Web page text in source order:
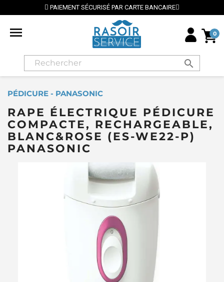
PAIEMENT SÉCURISÉ PAR CARTE BANCAIRE
 0
search
PÉDICURE - PANASONIC
RAPE ÉLECTRIQUE PÉDICURE
COMPACTE, RECHARGEABLE,
BLANC&ROSE (ES-WE22-P)
PANASONIC